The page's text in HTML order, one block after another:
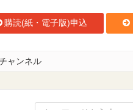
購読(紙・電子版)申込
ャンネル